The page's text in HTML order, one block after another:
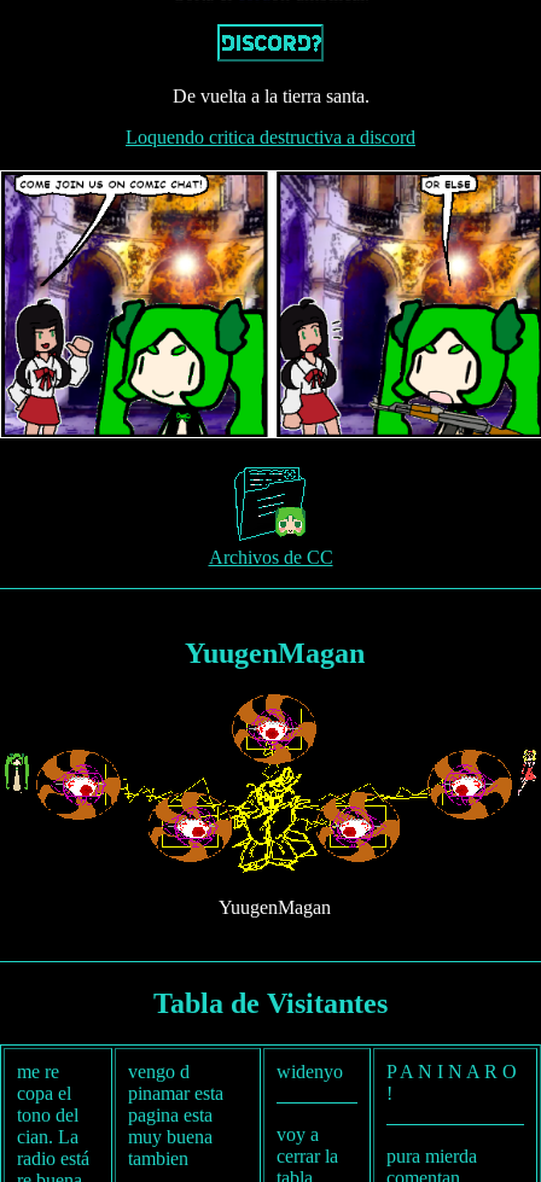
N
De vuelta a la tierra santa.
Loquendo critica destructiva a discord
Archivos de CC
YuugenMagan
YuugenMagan
Tabla de Visitantes
me re
copa el
tono del
cian. La
radio está
vengo d
pinamar esta
pagina esta
muy buena
tambien
widenyo
voy a
cerrar la
tabla
P A N I N A R O
!
pura mierda
comentan